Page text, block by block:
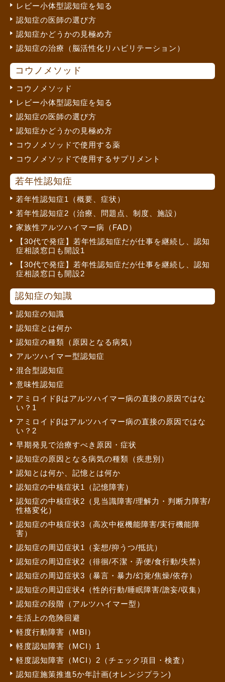
レビー小体型認知症を知る
認知症の医師の選び方
認知症かどうかの見極め方
認知症の治療（脳活性化リハビリテーション）
コウノメソッド
コウノメソッド
レビー小体型認知症を知る
認知症の医師の選び方
認知症かどうかの見極め方
コウノメソッドで使用する薬
コウノメソッドで使用するサプリメント
若年性認知症
若年性認知症1（概要、症状）
若年性認知症2（治療、問題点、制度、施設）
家族性アルツハイマー病（FAD）
【30代で発症】若年性認知症だが仕事を継続し、認知
症相談窓口も開設1
【30代で発症】若年性認知症だが仕事を継続し、認知
症相談窓口も開設2
認知症の知識
認知症の知識
認知症とは何か
認知症の種類（原因となる病気）
アルツハイマー型認知症
混合型認知症
意味性認知症
アミロイドβはアルツハイマー病の直接の原因ではな
い？1
アミロイドβはアルツハイマー病の直接の原因ではな
い？2
早期発見で治療すべき原因・症状
認知症の原因となる病気の種類（疾患別）
認知とは何か、記憶とは何か
認知症の中核症状1（記憶障害）
認知症の中核症状2（見当識障害/理解力・判断力障害/
性格変化）
認知症の中核症状3（高次中枢機能障害/実行機能障
害）
認知症の周辺症状1（妄想/抑うつ/抵抗）
認知症の周辺症状2（徘徊/不潔・弄便/食行動/失禁）
認知症の周辺症状3（暴言・暴力/幻覚/焦燥/依存）
認知症の周辺症状4（性的行動/睡眠障害/譫妄/収集）
認知症の段階（アルツハイマー型）
生活上の危険回避
軽度行動障害（MBI）
軽度認知障害（MCI）1
軽度認知障害（MCI）2（チェック項目・検査）
認知症施策推進5か年計画(オレンジプラン)